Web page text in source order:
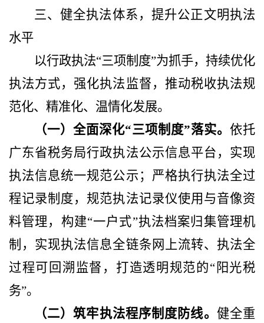
三、健全执法体系，提升公正文明执法
水平
以行政执法“三项制度”为抓手，持续优化
执法方式，强化执法监督，推动税收执法规
范化、精准化、温情化发展。
（一）全面深化“三项制度”落实。 依托
广东省税务局行政执法公示信息平台，实现
执法信息统一规范公示；严格执行执法全过
程记录制度，规范执法记录仪使用与音像资
料管理，构建“一户式”执法档案归集管理机
制，实现执法信息全链条网上流转、执法全
过程可回溯监督，打造透明规范的“阳光税
务”。
（二）筑牢执法程序制度防线。 健全重